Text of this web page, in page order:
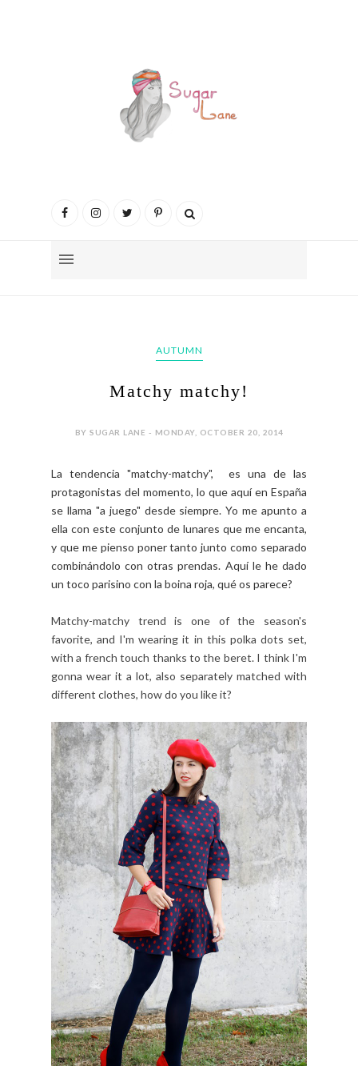
AUTUMN
Matchy matchy!
BY SUGAR LANE - MONDAY, OCTOBER 20, 2014
La tendencia "matchy-matchy", es una de las
protagonistas del momento, lo que aquí en España
se llama "a juego" desde siempre. Yo me apunto a
ella con este conjunto de lunares que me encanta,
y que me pienso poner tanto junto como separado
combinándolo con otras prendas. Aquí le he dado
un toco parisino con la boina roja, qué os parece?
Matchy-matchy trend is one of the season's
favorite, and I'm wearing it in this polka dots set,
with a french touch thanks to the beret. I think I'm
gonna wear it a lot, also separately matched with
different clothes, how do you like it?